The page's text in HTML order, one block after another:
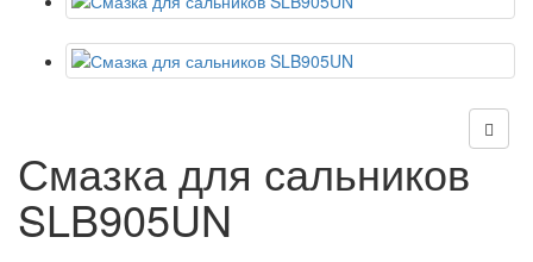
Смазка для сальников
SLB905UN